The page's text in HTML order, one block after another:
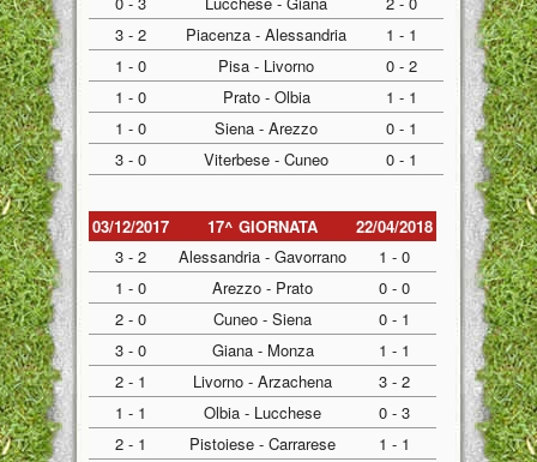
3 - 2
Piacenza - Alessandria
1 - 1
1 - 0
Pisa - Livorno
0 - 2
1 - 0
Prato - Olbia
1 - 1
1 - 0
Siena - Arezzo
0 - 1
3 - 0
Viterbese - Cuneo 0 - 1
03/12/2017 17^ GIORNATA
22/04/2018
3 - 2
Alessandria - Gavorrano
1 - 0
1 - 0
Arezzo - Prato
0 - 0
2 - 0
Cuneo - Siena
0 - 1
3 - 0
Giana - Monza
1 - 1
2 - 1
Livorno - Arzachena
3 - 2
1 - 1
Olbia - Lucchese
0 - 3
2 - 1
Pistoiese - Carrarese
1 - 1